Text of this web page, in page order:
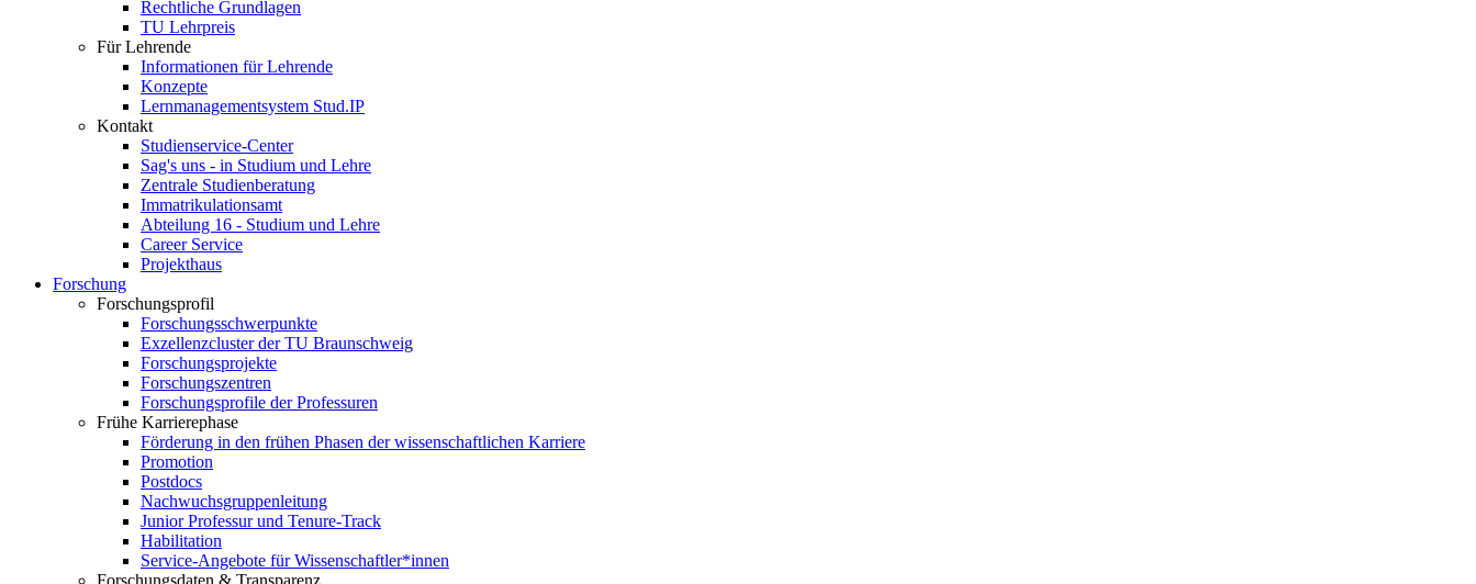
Rechtliche Grundlagen
TU Lehrpreis
Für Lehrende
Informationen für Lehrende
Konzepte
Lernmanagementsystem Stud.IP
Kontakt
Studienservice-Center
Sag's uns - in Studium und Lehre
Zentrale Studienberatung
Immatrikulationsamt
Abteilung 16 - Studium und Lehre
Career Service
Projekthaus
Forschung
Forschungsprofil
Forschungsschwerpunkte
Exzellenzcluster der TU Braunschweig
Forschungsprojekte
Forschungszentren
Forschungsprofile der Professuren
Frühe Karrierephase
Förderung in den frühen Phasen der wissenschaftlichen Karriere
Promotion
Postdocs
Nachwuchsgruppenleitung
Junior Professur und Tenure-Track
Habilitation
Service-Angebote für Wissenschaftler*innen
Forschungsdaten & Transparenz